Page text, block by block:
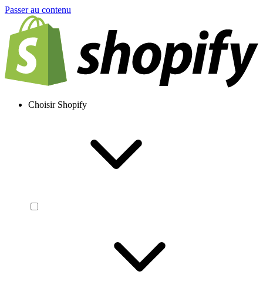
Passer au contenu
Choisir Shopify